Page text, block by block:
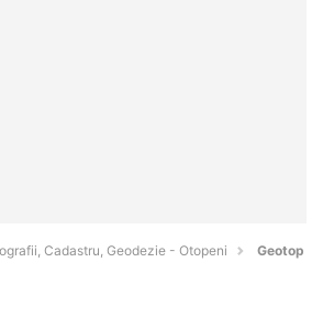
Cadastru, Geodezie - Otopeni Geotop